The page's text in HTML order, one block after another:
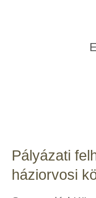
Pályázati
háziorvosi